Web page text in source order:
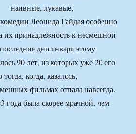
наивные, лукавые,
Леонида Гайдая особенно
их принадлежность к несмешной
дни января этому
90 лет, из которых уже 20 его
когда, казалось,
фильмах отпала навсегда.
года была скорее мрачной, чем